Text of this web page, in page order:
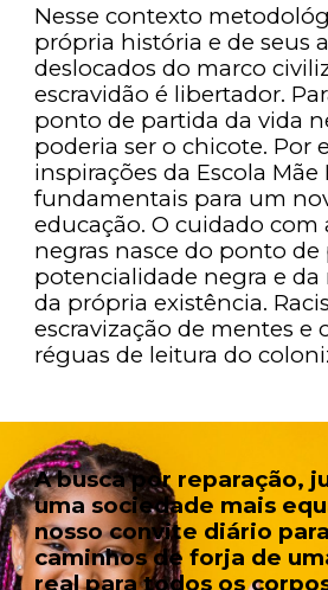
Nesse contexto
própria história e de seus
deslocados do marco
escravidão é libertador.
ponto de partida da vida
poderia ser o chicote. Por
inspirações da Escola Mãe
fundamentais para um
educação. O cuidado com
negras nasce do ponto de
potencialidade negra e da
da própria existência.
escravização de mentes e
réguas de leitura do
A busca por reparação,
uma sociedade mais
nosso convite diário
caminhos de forja de
real para todos os